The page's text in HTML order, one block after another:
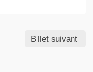
Billet suivant